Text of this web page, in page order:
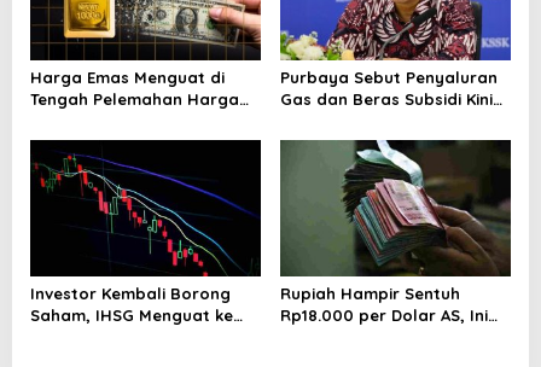
Harga Emas Menguat di
Tengah Pelemahan Harga
Purbaya Sebut Penyaluran
Gas dan Beras Subsidi Kini
Investor Kembali Borong
Saham, IHSG Menguat ke
Rupiah Hampir Sentuh
Rp18.000 per Dolar AS, Ini